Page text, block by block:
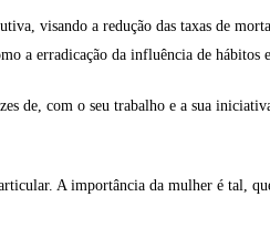
visando a redução das taxas de
a erradicação da influência de hábitos
de, com o seu trabalho e a sua
A importância da mulher é tal,